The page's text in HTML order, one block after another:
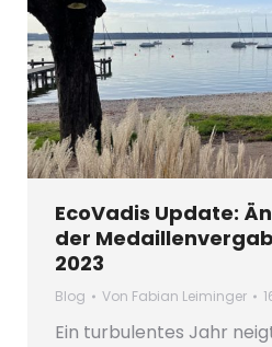
EcoVadis Update:
der
2023
Blog Von Fabian Leiminger
Ein turbulentes Jahr